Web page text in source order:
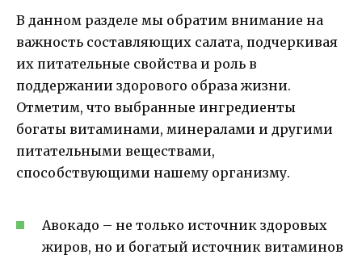
В данном разделе мы обратим внимание на
важность составляющих салата, подчеркивая
их питательные свойства и роль в
поддержании здорового образа жизни.
Отметим, что выбранные ингредиенты
богаты витаминами, минералами и другими
питательными веществами,
способствующими нашему организму.
Авокадо – не только источник здоровых
жиров, но и богатый источник витаминов